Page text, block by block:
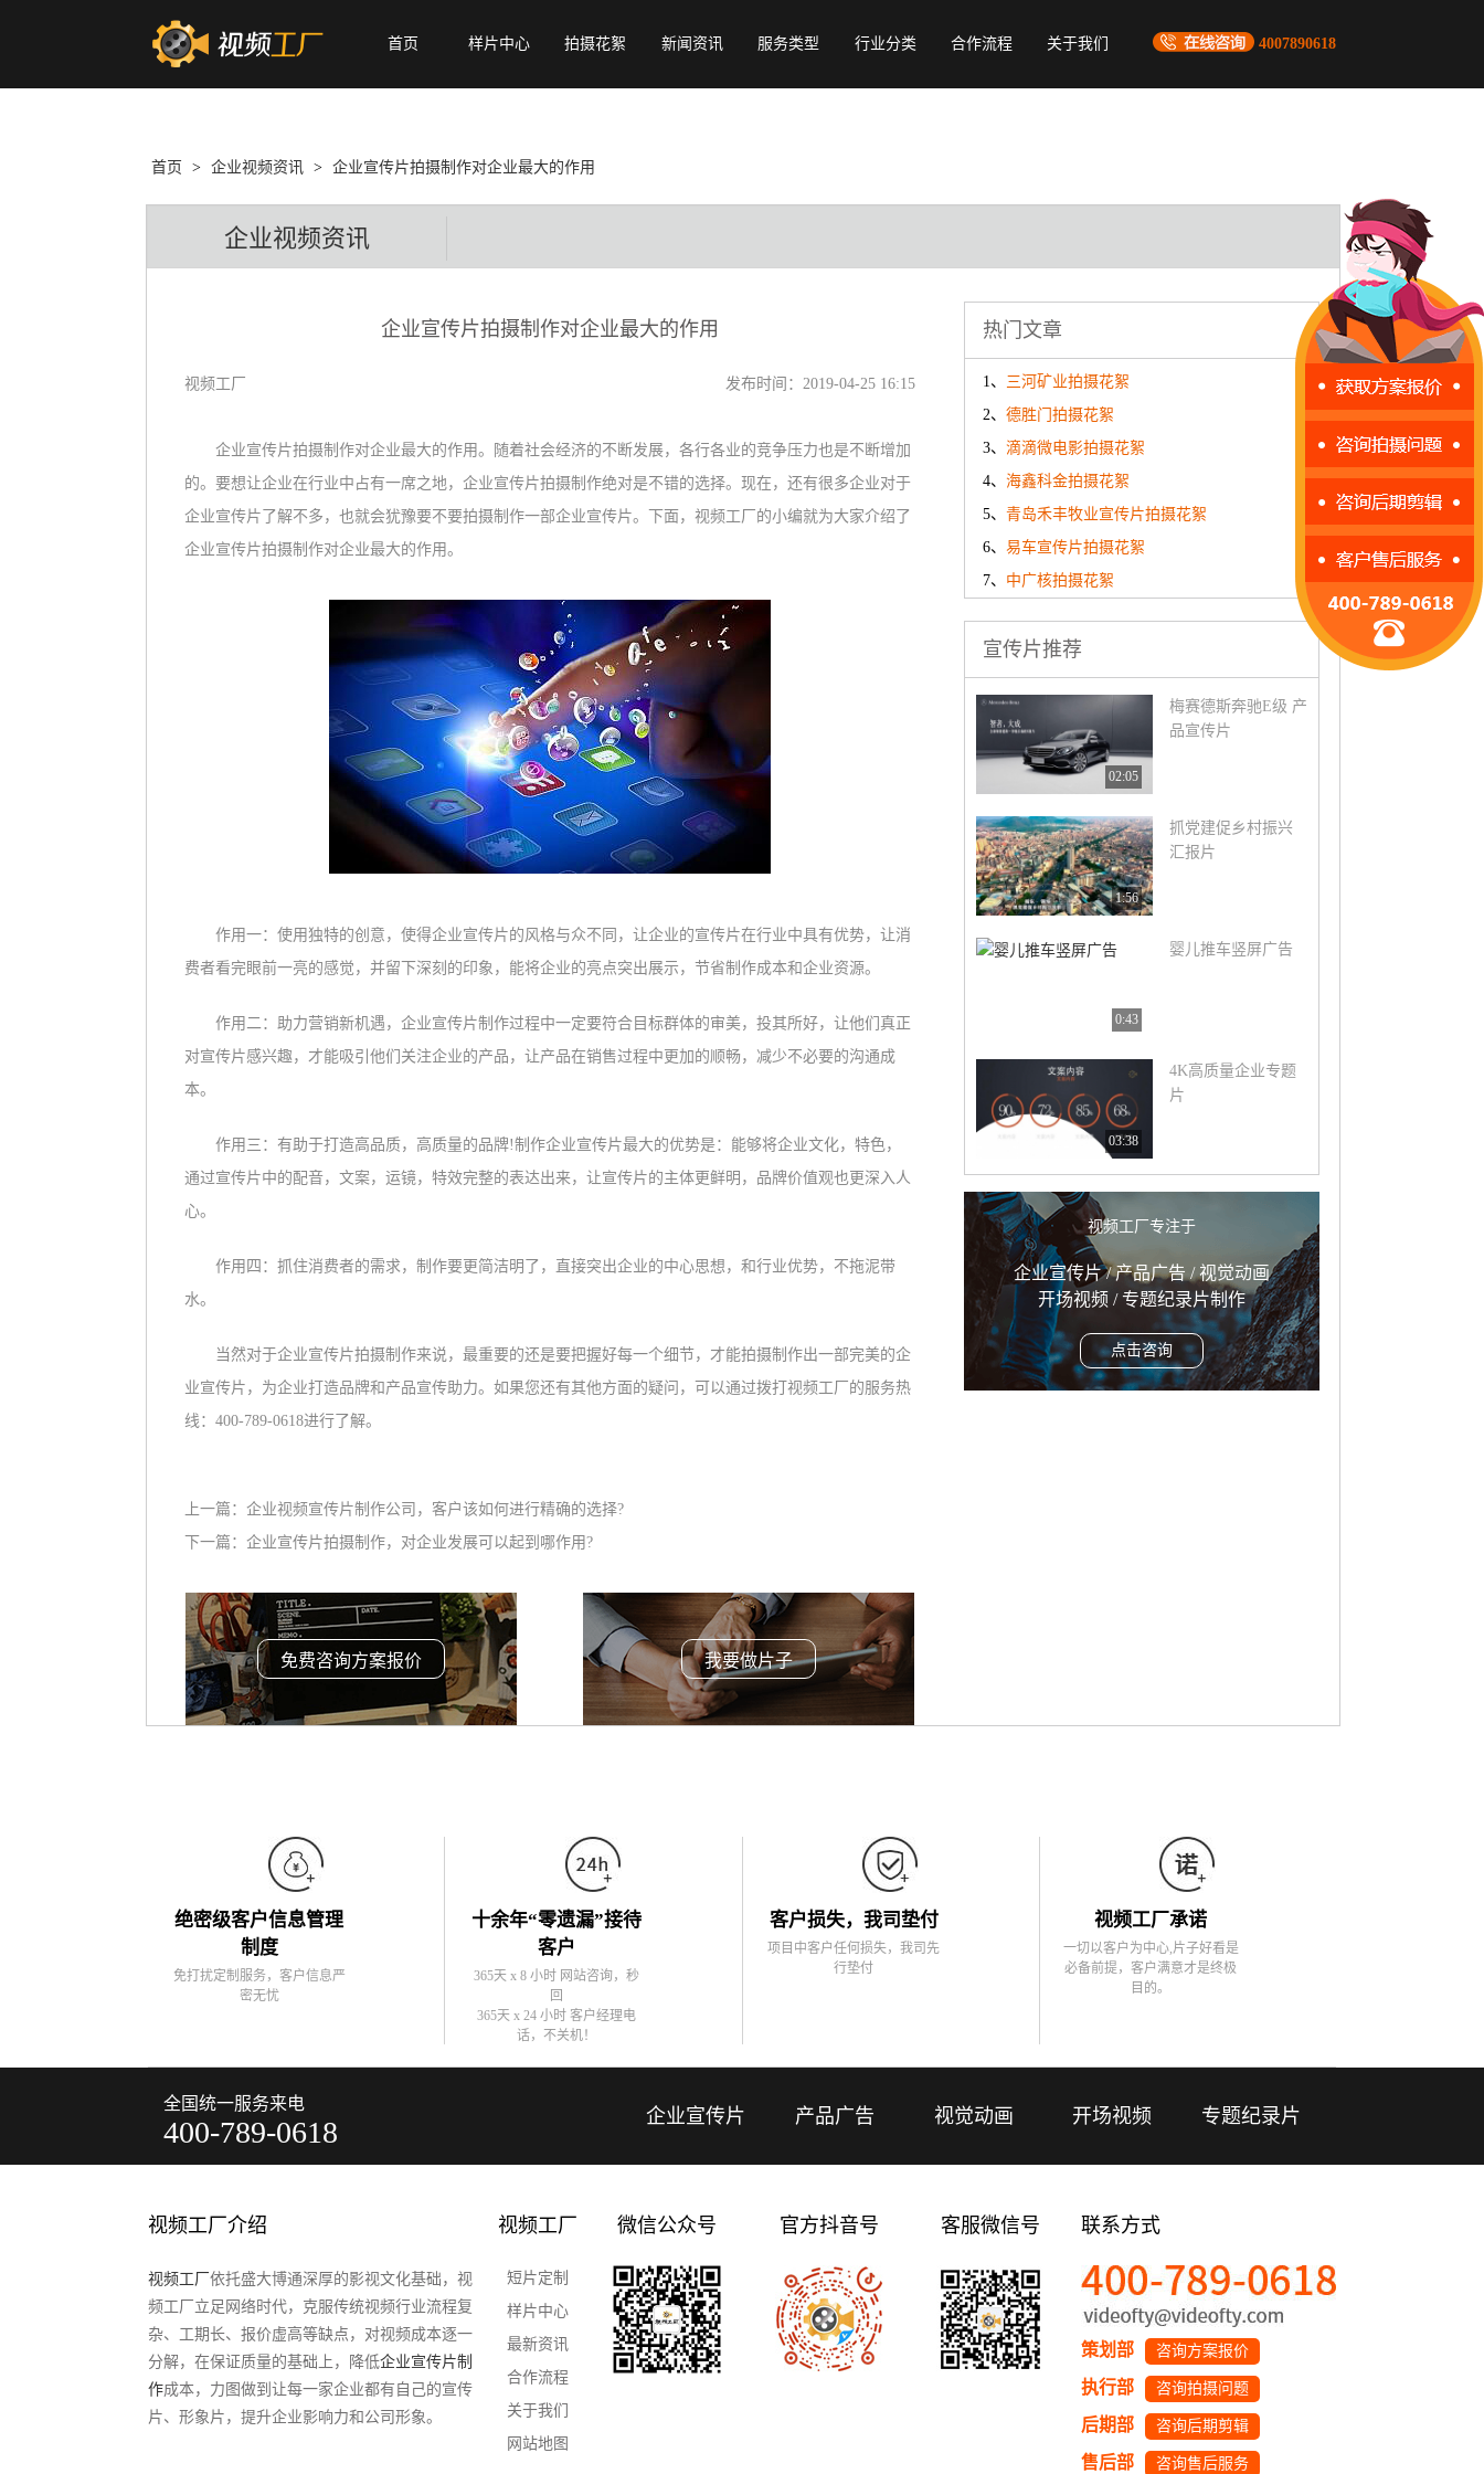
首页 样片中心 拍摄花絮 新闻资讯 服务类型
专题纪录片
行业分类
展会会议视频
合作流程 关于我们 4007890618
首页 > 企业视频资讯 > 企业宣传片拍摄制作对企业最大的作用
企业视频资讯
企业宣传片拍摄制作对企业最大的作用
视频工厂 发布时间：2019-04-25 16:15
企业宣传片拍摄制作对企业最大的作用。随着社会经济的不断发展，各行各业的竞争压力也是不断增加
的。要想让企业在行业中占有一席之地，企业宣传片拍摄制作绝对是不错的选择。现在，还有很多企业对于
企业宣传片了解不多，也就会犹豫要不要拍摄制作一部企业宣传片。下面，视频工厂的小编就为大家介绍了
企业宣传片拍摄制作对企业最大的作用。
作用一：使用独特的创意，使得企业宣传片的风格与众不同，让企业的宣传片在行业中具有优势，让消
费者看完眼前一亮的感觉，并留下深刻的印象，能将企业的亮点突出展示，节省制作成本和企业资源。
作用二：助力营销新机遇，企业宣传片制作过程中一定要符合目标群体的审美，投其所好，让他们真正
对宣传片感兴趣，才能吸引他们关注企业的产品，让产品在销售过程中更加的顺畅，减少不必要的沟通成
本。
作用三：有助于打造高品质，高质量的品牌!制作企业宣传片最大的优势是：能够将企业文化，特色，
通过宣传片中的配音，文案，运镜，特效完整的表达出来，让宣传片的主体更鲜明，品牌价值观也更深入人
心。
作用四：抓住消费者的需求，制作要更简洁明了，直接突出企业的中心思想，和行业优势，不拖泥带
水。
当然对于企业宣传片拍摄制作来说，最重要的还是要把握好每一个细节，才能拍摄制作出一部完美的企
业宣传片，为企业打造品牌和产品宣传助力。如果您还有其他方面的疑问，可以通过拨打视频工厂的服务热
线：400-789-0618进行了解。
上一篇： 企业视频宣传片制作公司，客户该如何进行精确的选择?
下一篇： 企业宣传片拍摄制作，对企业发展可以起到哪作用?
免费咨询方案报价 我要做片子
热门文章
1、 三河矿业拍摄花絮
2、 德胜门拍摄花絮
3、 滴滴微电影拍摄花絮
4、 海鑫科金拍摄花絮
5、 青岛禾丰牧业宣传片拍摄花絮
6、 易车宣传片拍摄花絮
7、 中广核拍摄花絮
宣传片推荐
02:05
梅赛德斯奔驰E级 产
品宣传片
1:56
抓党建促乡村振兴
汇报片
0:43
婴儿推车竖屏广告
03:38
4K高质量企业专题
片
视频工厂专注于
企业宣传片 / 产品广告 / 视觉动画
开场视频 / 专题纪录片制作
点击咨询
绝密级客户信息管理
制度
免打扰定制服务，客户信息严
密无忧
十余年“零遗漏”接待
客户
365天 x 8 小时 网站咨询，秒
回
365天 x 24 小时 客户经理电
话，不关机！
客户损失，我司垫付
项目中客户任何损失，我司先
行垫付
视频工厂承诺
一切以客户为中心,片子好看是
必备前提，客户满意才是终极
目的。
全国统一服务来电
400-789-0618 企业宣传片 产品广告 视觉动画 开场视频 专题纪录片
视频工厂介绍
视频工厂依托盛大博通深厚的影视文化基础，视
频工厂立足网络时代，克服传统视频行业流程复
杂、工期长、报价虚高等缺点，对视频成本逐一
分解，在保证质量的基础上，降低企业宣传片制
作成本，力图做到让每一家企业都有自己的宣传
片、形象片，提升企业影响力和公司形象。
视频工厂
短片定制
样片中心
最新资讯
合作流程
关于我们
网站地图
微信公众号 官方抖音号 客服微信号 联系方式
策划部 咨询方案报价
执行部 咨询拍摄问题
后期部 咨询后期剪辑
售后部 咨询售后服务